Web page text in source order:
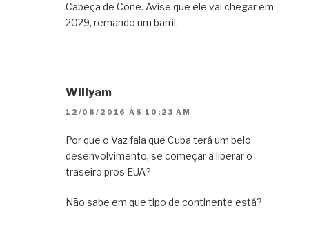
Cabeça de Cone. Avise que ele vai chegar em
2029, remando um barril.
Willyam
12/08/2016 ÀS 10:23 AM
Por que o Vaz fala que Cuba terá um belo
desenvolvimento, se começar a liberar o
traseiro pros EUA?
Não sabe em que tipo de continente está?